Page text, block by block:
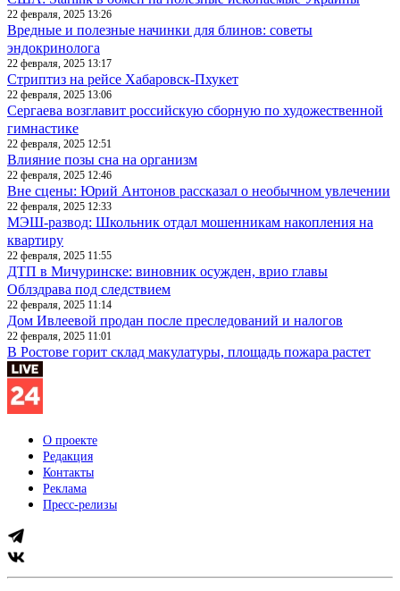
22 февраля, 2025 13:26
Вредные и полезные начинки для блинов: советы
эндокринолога
22 февраля, 2025 13:17
Стриптиз на рейсе Хабаровск-Пхукет
22 февраля, 2025 13:06
Сергаева возглавит российскую сборную по художественной
гимнастике
22 февраля, 2025 12:51
Влияние позы сна на организм
22 февраля, 2025 12:46
Вне сцены: Юрий Антонов рассказал о необычном увлечении
22 февраля, 2025 12:33
МЭШ-развод: Школьник отдал мошенникам накопления на
квартиру
22 февраля, 2025 11:55
ДТП в Мичуринске: виновник осужден, врио главы
Облздрава под следствием
22 февраля, 2025 11:14
Дом Ивлеевой продан после преследований и налогов
22 февраля, 2025 11:01
В Ростове горит склад макулатуры, площадь пожара растет
О проекте
Редакция
Контакты
Реклама
Пресс-релизы